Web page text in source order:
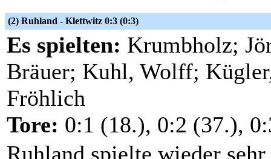
(2) Ruhland - Klettwitz 0:3 (0:3)
Es spielten: Krumbholz;
Bräuer; Kuhl, Wolff;
Fröhlich
Tore: 0:1 (18.), 0:2 (37.),
Ruhland spielte wieder